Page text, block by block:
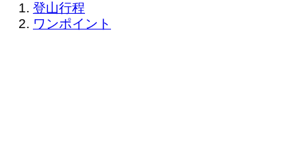
登山行程
ワンポイント